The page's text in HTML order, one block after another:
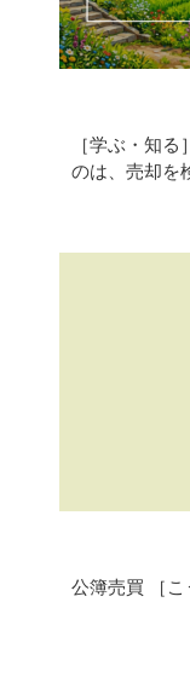
［学ぶ・知
のは、売却を
公簿売買 ［こ